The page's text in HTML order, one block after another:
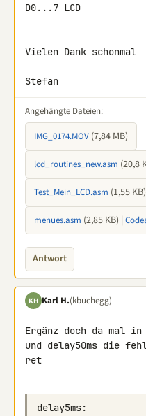
D0...7 LCD
Vielen Dank schonmal
Stefan
Angehängte Dateien:
IMG_0174.MOV (7,84 MB)
lcd_routines_new.asm (20,8
Test_Mein_LCD.asm (1,55
menues.asm (2,85 KB) |
Antwort
KH Karl H.(kbuchegg)
Ergänz doch da mal in
und delay50ms die
ret
delay5ms: